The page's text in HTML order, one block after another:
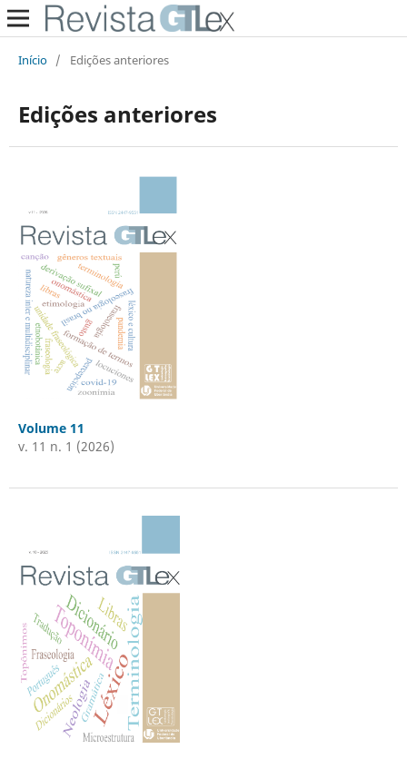
Início / Edições anteriores
Edições anteriores
Volume 11
v. 11 n. 1 (2026)